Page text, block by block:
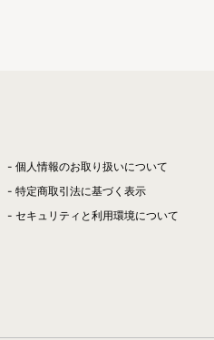
個人情報のお取り扱いについて
特定商取引法に基づく表示
セキュリティと利用環境について